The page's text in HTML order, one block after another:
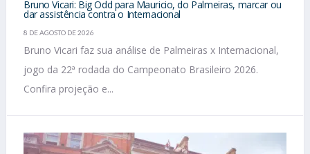
Bruno Vicari: Big Odd para Mauricio, do Palmeiras, marcar ou
dar assistência contra o Internacional
8 DE AGOSTO DE 2026
Bruno Vicari faz sua análise de Palmeiras x Internacional,
jogo da 22ª rodada do Campeonato Brasileiro 2026.
Confira projeção e...